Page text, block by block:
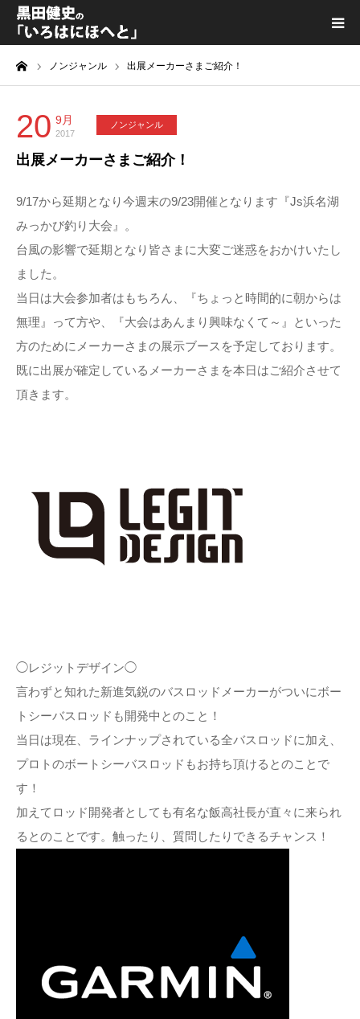
ノンジャンル 出展メーカーさまご紹介！
20 9月
2017
ノンジャンル
出展メーカーさまご紹介！
9/17から延期となり今週末の9/23開催となります『Js浜名湖
みっかび釣り大会』。
台風の影響で延期となり皆さまに大変ご迷惑をおかけいたし
ました。
当日は大会参加者はもちろん、『ちょっと時間的に朝からは
無理』って方や、『大会はあんまり興味なくて～』といった
方のためにメーカーさまの展示ブースを予定しております。
既に出展が確定しているメーカーさまを本日はご紹介させて
頂きます。
◯レジットデザイン◯
言わずと知れた新進気鋭のバスロッドメーカーがついにボー
トシーバスロッドも開発中とのこと！
当日は現在、ラインナップされている全バスロッドに加え、
プロトのボートシーバスロッドもお持ち頂けるとのことで
す！
加えてロッド開発者としても有名な飯高社長が直々に来られ
るとのことです。触ったり、質問したりできるチャンス！
黒田健史プロフィール
カテゴリ一覧
喫茶KURODA
YouTube｜Kuro channel
メディア出演
プライバシーポリシー